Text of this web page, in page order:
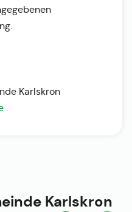
Karlskron
Karlskron